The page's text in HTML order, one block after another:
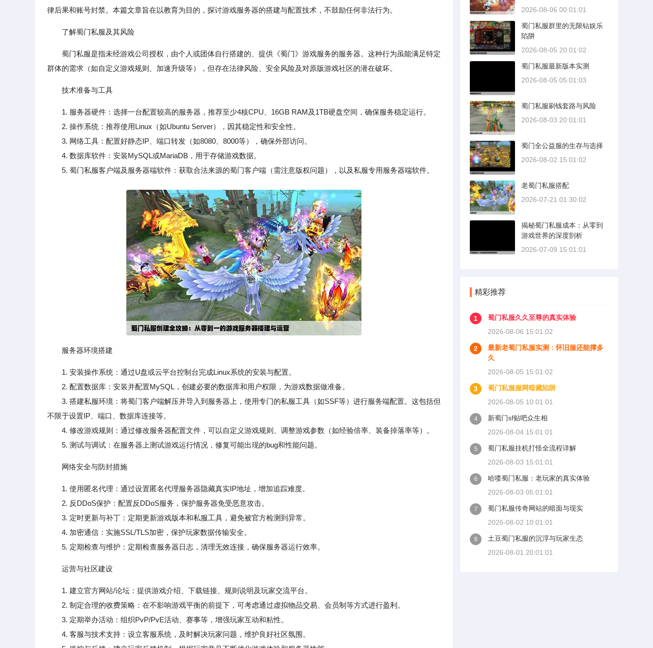
律后果和账号封禁。本篇文章旨在以教育为目的，探讨游戏服务器的搭建与配置技术，不鼓励任何非法行为。
了解蜀门私服及其风险
蜀门私服是指未经游戏公司授权，由个人或团体自行搭建的、提供《蜀门》游戏服务的服务器。这种行为虽能满足特定
群体的需求（如自定义游戏规则、加速升级等），但存在法律风险、安全风险及对原版游戏社区的潜在破坏。
技术准备与工具
1. 服务器硬件：选择一台配置较高的服务器，推荐至少4核CPU、16GB RAM及1TB硬盘空间，确保服务稳定运行。
2. 操作系统：推荐使用Linux（如Ubuntu Server），因其稳定性和安全性。
3. 网络工具：配置好静态IP、端口转发（如8080、8000等），确保外部访问。
4. 数据库软件：安装MySQL或MariaDB，用于存储游戏数据。
5. 蜀门私服客户端及服务器端软件：获取合法来源的蜀门客户端（需注意版权问题），以及私服专用服务器端软件。
服务器环境搭建
1. 安装操作系统：通过U盘或云平台控制台完成Linux系统的安装与配置。
2. 配置数据库：安装并配置MySQL，创建必要的数据库和用户权限，为游戏数据做准备。
3. 搭建私服环境：将蜀门客户端解压并导入到服务器上，使用专门的私服工具（如SSF等）进行服务端配置。这包括但
不限于设置IP、端口、数据库连接等。
4. 修改游戏规则：通过修改服务器配置文件，可以自定义游戏规则、调整游戏参数（如经验倍率、装备掉落率等）。
5. 测试与调试：在服务器上测试游戏运行情况，修复可能出现的bug和性能问题。
网络安全与防封措施
1. 使用匿名代理：通过设置匿名代理服务器隐藏真实IP地址，增加追踪难度。
2. 反DDoS保护：配置反DDoS服务，保护服务器免受恶意攻击。
3. 定时更新与补丁：定期更新游戏版本和私服工具，避免被官方检测到异常。
4. 加密通信：实施SSL/TLS加密，保护玩家数据传输安全。
5. 定期检查与维护：定期检查服务器日志，清理无效连接，确保服务器运行效率。
运营与社区建设
1. 建立官方网站/论坛：提供游戏介绍、下载链接、规则说明及玩家交流平台。
2. 制定合理的收费策略：在不影响游戏平衡的前提下，可考虑通过虚拟物品交易、会员制等方式进行盈利。
3. 定期举办活动：组织PvP/PvE活动、赛事等，增强玩家互动和粘性。
4. 客服与技术支持：设立客服系统，及时解决玩家问题，维护良好社区氛围。
2026-08-06 00:01:01
蜀门私服群里的无限钻娱乐
陷阱
2026-08-05 20:01:02
蜀门私服最新版本实测
2026-08-05 05:01:03
蜀门私服刷钱套路与风险
2026-08-03 20:01:01
蜀门全公益服的生存与选择
2026-08-02 15:01:02
老蜀门私服搭配
2026-07-21 01:30:02
揭秘蜀门私服成本：从零到
游戏世界的深度剖析
2026-07-09 15:01:01
精彩推荐
1
蜀门私服久久至尊的真实体验
2026-08-06 15:01:02
2
最新老蜀门私服实测：怀旧服还能撑多
久
2026-08-05 15:01:02
3
蜀门私服服网暗藏陷阱
2026-08-05 10:01:01
4
新蜀门sf贴吧众生相
2026-08-04 15:01:01
5
蜀门私服挂机打怪全流程详解
2026-08-03 15:01:01
6
哈喽蜀门私服：老玩家的真实体验
2026-08-03 05:01:01
7
蜀门私服传奇网站的暗面与现实
2026-08-02 10:01:01
8
土豆蜀门私服的沉浮与玩家生态
2026-08-01 20:01:01